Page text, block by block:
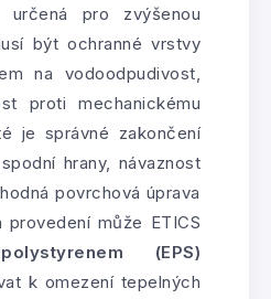
určená pro zvýšenou
být ochranné vrstvy
na vodoodpudivost,
proti mechanickému
je správné zakončení
hrany, návaznost
povrchová úprava
provedení může ETICS
(EPS)
k omezení tepelných